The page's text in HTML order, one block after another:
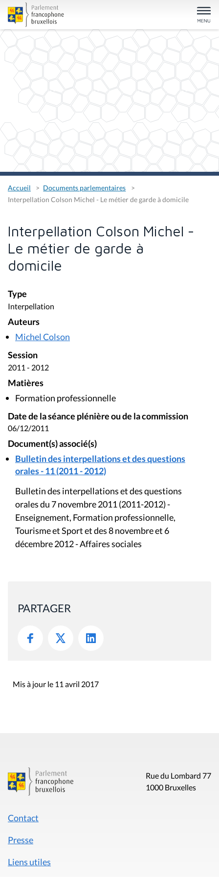
Accueil
Documents parlementaires
Interpellation Colson Michel - Le métier de garde à domicile
Interpellation Colson Michel -
Le métier de garde à
domicile
Type
Interpellation
Auteurs
Michel Colson
Session
2011 - 2012
Matières
Formation professionnelle
Date de la séance plénière ou de la commission
06/12/2011
Document(s) associé(s)
Bulletin des interpellations et des questions
orales - 11 (2011 - 2012)
Bulletin des interpellations et des questions
orales du 7 novembre 2011 (2011-2012) -
Enseignement, Formation professionnelle,
Tourisme et Sport et des 8 novembre et 6
décembre 2012 - Affaires sociales
PARTAGER
Mis à jour le 11 avril 2017
Rue du Lombard 77
1000 Bruxelles
Contact
Presse
Liens utiles